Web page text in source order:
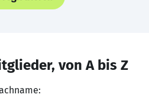
von A bis Z